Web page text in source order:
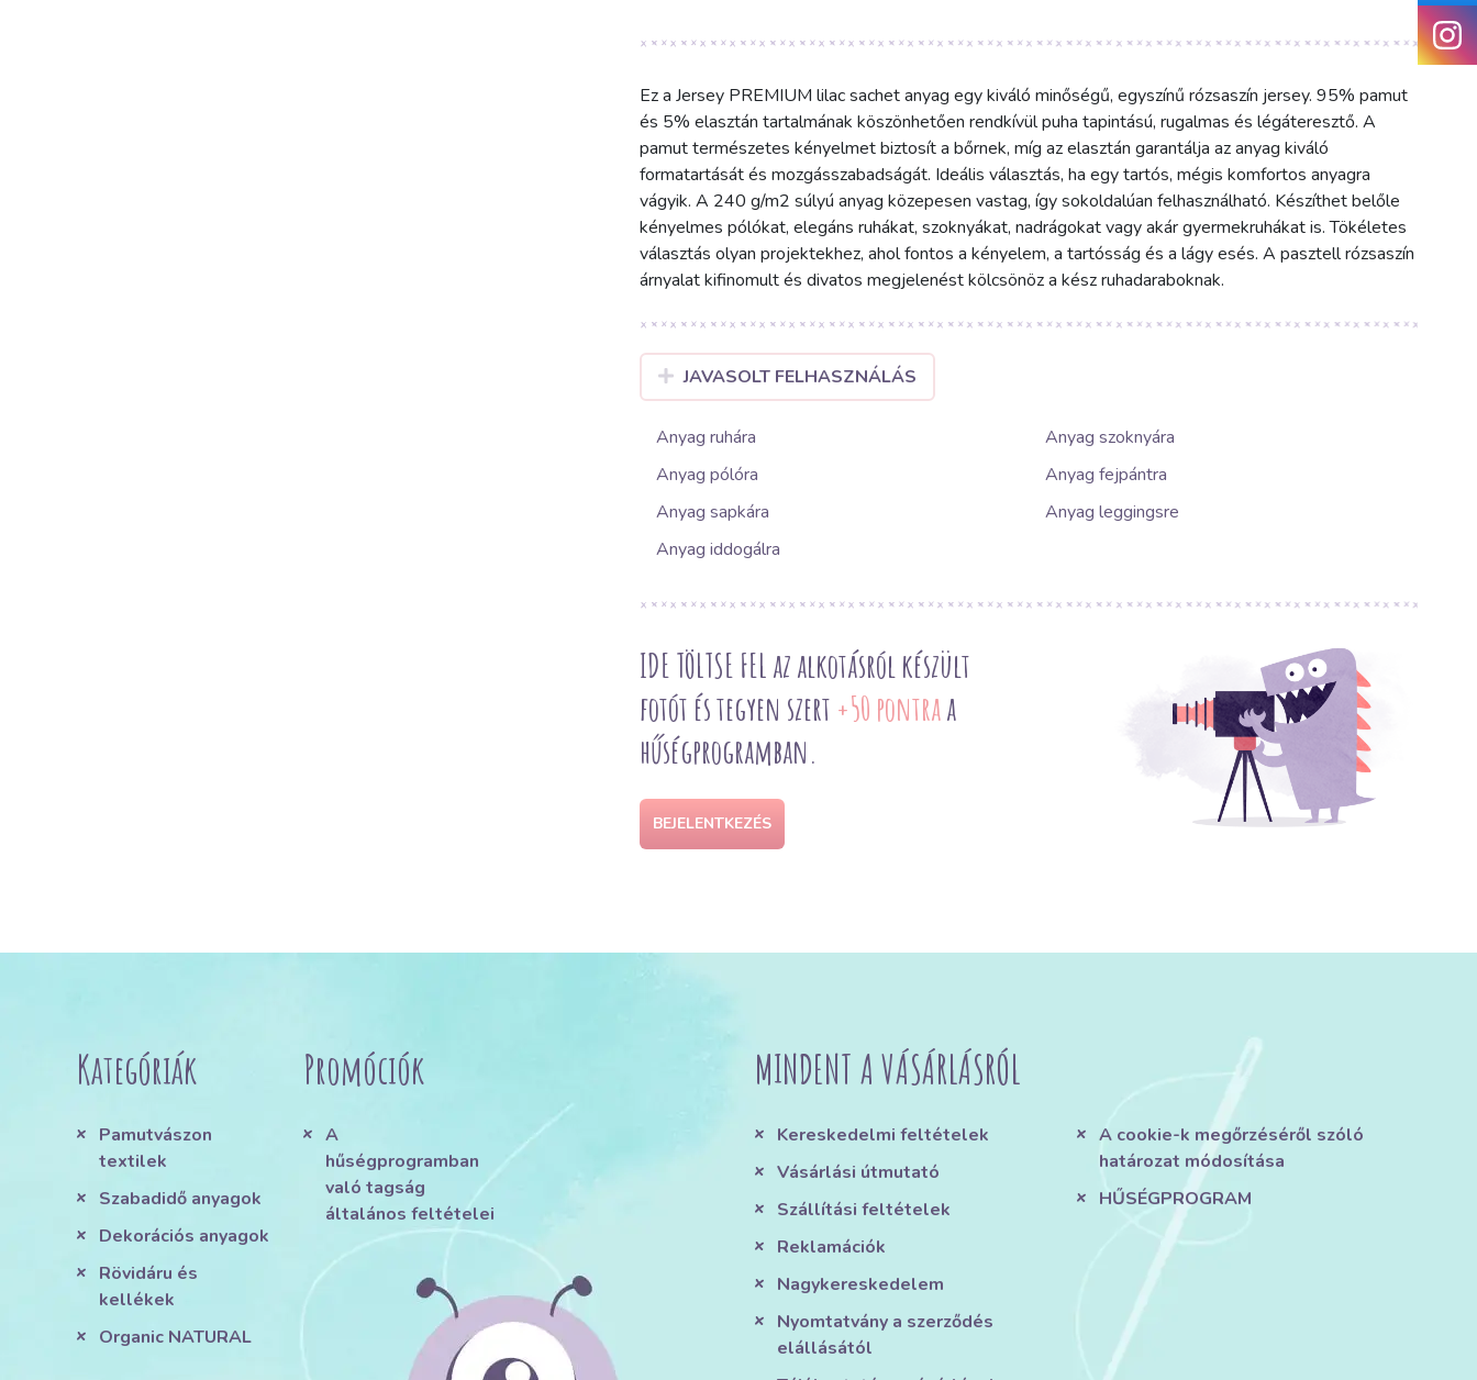
Ez a Jersey PREMIUM lilac sachet anyag egy kiváló minőségű, egyszínű rózsaszín jersey. 95% pamut
és 5% elasztán tartalmának köszönhetően rendkívül puha tapintású, rugalmas és légáteresztő. A
pamut természetes kényelmet biztosít a bőrnek, míg az elasztán garantálja az anyag kiváló
formatartását és mozgásszabadságát. Ideális választás, ha egy tartós, mégis komfortos anyagra
vágyik. A 240 g/m2 súlyú anyag közepesen vastag, így sokoldalúan felhasználható. Készíthet belőle
kényelmes pólókat, elegáns ruhákat, szoknyákat, nadrágokat vagy akár gyermekruhákat is. Tökéletes
választás olyan projektekhez, ahol fontos a kényelem, a tartósság és a lágy esés. A pasztell rózsaszín
árnyalat kifinomult és divatos megjelenést kölcsönöz a kész ruhadaraboknak.
JAVASOLT FELHASZNÁLÁS
Anyag ruhára
Anyag szoknyára
Anyag pólóra
Anyag fejpántra
Anyag sapkára
Anyag leggingsre
Anyag iddogálra
IDE TÖLTSE FEL az alkotásról készült
fotót és tegyen szert +50 pontraa
hűségprogramban.
BEJELENTKEZÉS
Kategóriák
Pamutvászon
textilek
Szabadidő anyagok
Dekorációs anyagok
Rövidáru és
kellékek
Organic NATURAL
Promóciók
A
hűségprogramban
való tagság
általános feltételei
MINDENT A VÁSÁRLÁSRÓL
Kereskedelmi feltételek
Vásárlási útmutató
Szállítási feltételek
Reklamációk
Nagykereskedelem
Nyomtatvány a szerződés
elállásától
A cookie-k megőrzéséről szóló
határozat módosítása
HŰSÉGPROGRAM